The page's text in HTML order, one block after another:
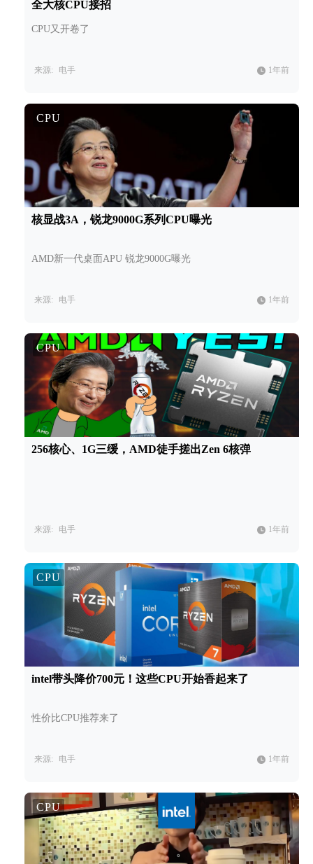
全大核CPU接招
CPU又开卷了
来源: 电手 1年前
CPU
核显战3A，锐龙9000G系列CPU曝光
AMD新一代桌面APU 锐龙9000G曝光
来源: 电手 1年前
CPU
256核心、1G三缓，AMD徒手搓出Zen 6核弹
来源: 电手 1年前
CPU
intel带头降价700元！这些CPU开始香起来了
性价比CPU推荐来了
来源: 电手 1年前
CPU